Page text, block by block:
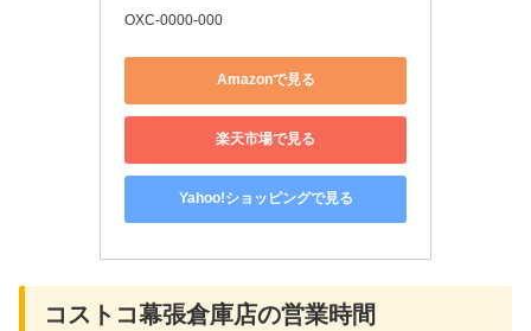
OXC-0000-000
Amazonで見る
楽天市場で見る
Yahoo!ショッピングで見る
コストコ幕張倉庫店の営業時間